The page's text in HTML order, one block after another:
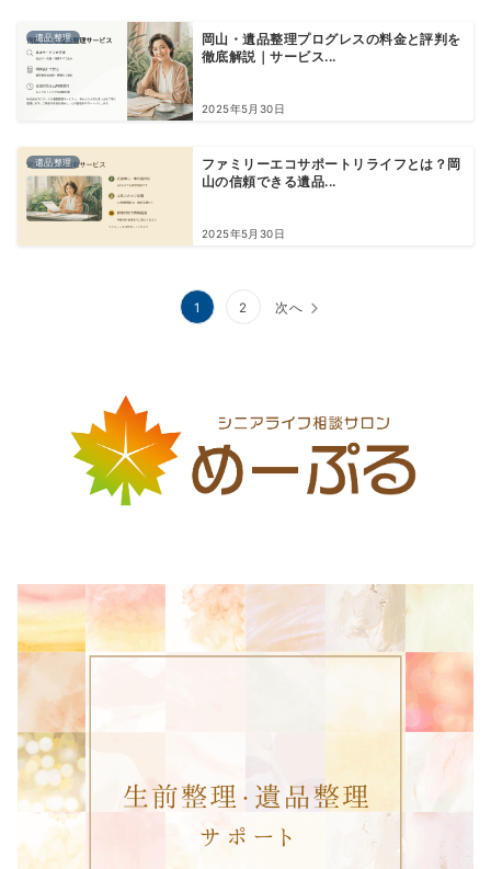
遺品整理
岡山・遺品整理プログレスの料金と評判を
徹底解説｜サービス...
2025年5月30日
遺品整理
ファミリーエコサポートリライフとは？岡
山の信頼できる遺品...
2025年5月30日
1 2 次へ